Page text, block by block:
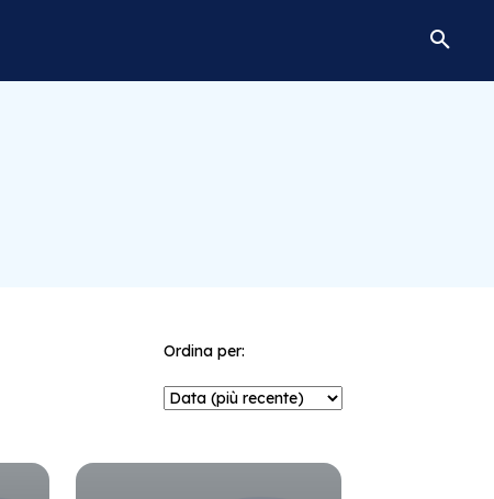
Ordina per: